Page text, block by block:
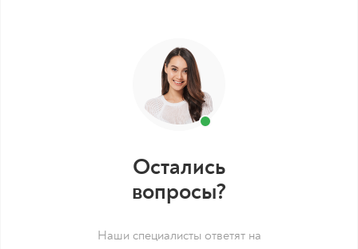
Остались
вопросы?
Наши специалисты ответят на